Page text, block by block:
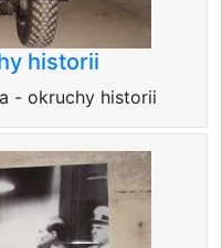
historii
- okruchy historii